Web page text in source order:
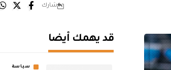
شارك
قد يهمك أيضا
سياسة